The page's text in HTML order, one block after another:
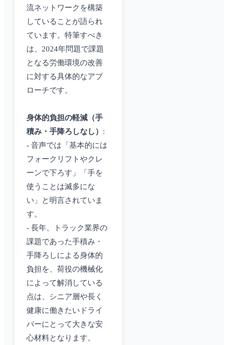
流ネットワークを構築
していることが語られ
ています。特筆すべき
は、2024年問題で課題
となる労働環境の改善
に対する具体的なアプ
ローチです。
身体的負担の軽減（手
積み・手降ろしなし） :
- 音声では「基本的には
フォークリフトやクレ
ーンで下ろす」「手を
使うことは滅多にな
い」と明言されていま
す。
- 長年、トラック業界の
課題であった手積み・
手降ろしによる身体的
負担を、荷役の機械化
によって解消している
点は、シニア層や長く
健康に働きたいドライ
バーにとって大きな安
心材料となります。